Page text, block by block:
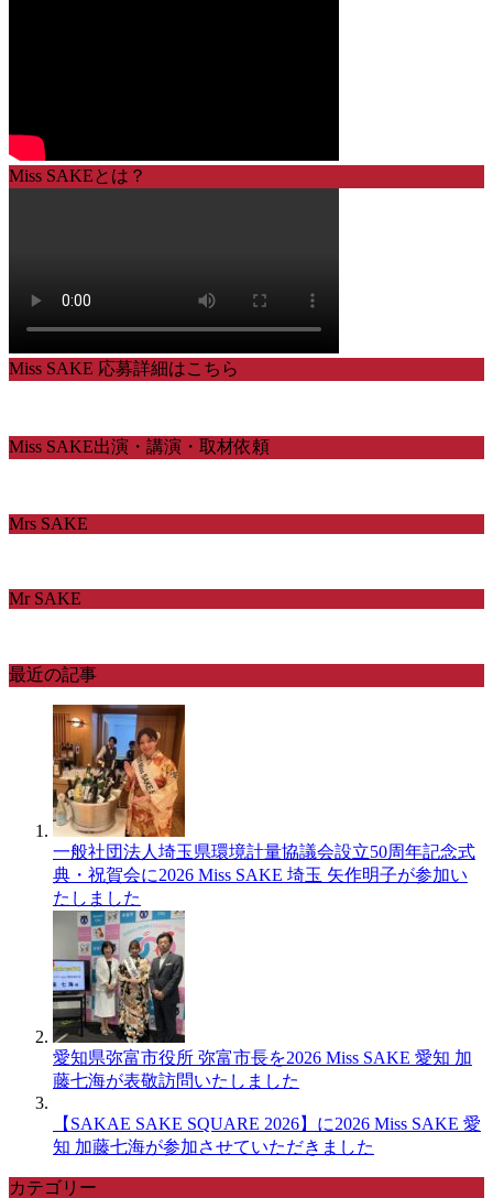
Miss SAKEとは？
Miss SAKE 応募詳細はこちら
Miss SAKE出演・講演・取材依頼
Mrs SAKE
Mr SAKE
最近の記事
一般社団法人埼玉県環境計量協議会設立50周年記念式
典・祝賀会に2026 Miss SAKE 埼玉 矢作明子が参加い
たしました
愛知県弥富市役所 弥富市長を2026 Miss SAKE 愛知 加
藤七海が表敬訪問いたしました
【SAKAE SAKE SQUARE 2026】に2026 Miss SAKE 愛
知 加藤七海が参加させていただきました
カテゴリー